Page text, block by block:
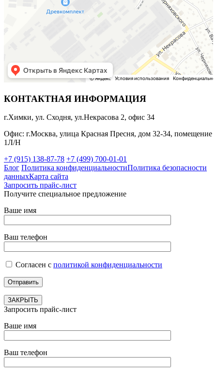
КОНТАКТНАЯ ИНФОРМАЦИЯ
г.Химки, ул. Сходня, ул.Некрасова 2, офис 34
Офис: г.Москва, улица Красная Пресня, дом 32-34, помещение
1Л/Н
+7 (915) 138-87-78 +7 (499) 700-01-01
Блог Политика конфиденциальностиПолитика безопасности
данныхКарта сайта
Запросить прайс-лист
Получите специальное предложение
Ваше имя
Ваш телефон
Согласен с политикой конфиденциальности
ЗАКРЫТЬ
Запросить прайс-лист
Ваше имя
Ваш телефон